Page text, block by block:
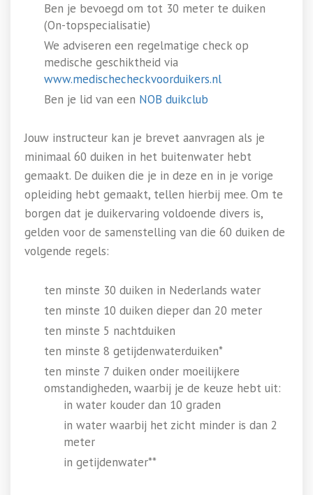
Ben je bevoegd om tot 30 meter te duiken
(On-topspecialisatie)
We adviseren een regelmatige check op
medische geschiktheid via
www.medischecheckvoorduikers.nl
Ben je lid van een NOB duikclub
Jouw instructeur kan je brevet aanvragen als je
minimaal 60 duiken in het buitenwater hebt
gemaakt. De duiken die je in deze en in je vorige
opleiding hebt gemaakt, tellen hierbij mee. Om te
borgen dat je duikervaring voldoende divers is,
gelden voor de samenstelling van die 60 duiken de
volgende regels:
ten minste 30 duiken in Nederlands water
ten minste 10 duiken dieper dan 20 meter
ten minste 5 nachtduiken
ten minste 8 getijdenwaterduiken*
ten minste 7 duiken onder moeilijkere
omstandigheden, waarbij je de keuze hebt uit:
in water kouder dan 10 graden
in water waarbij het zicht minder is dan 2
meter
in getijdenwater**